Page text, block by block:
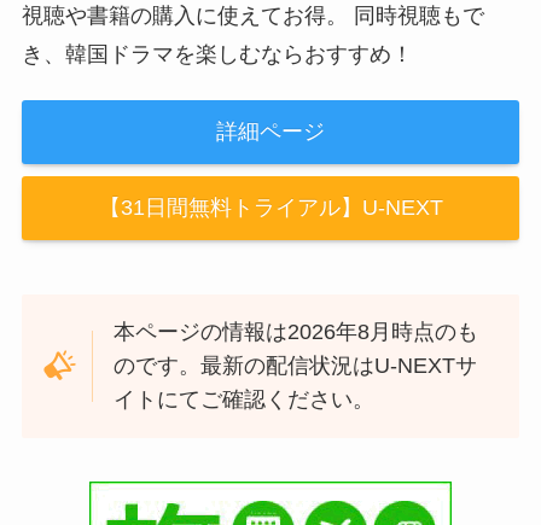
視聴や書籍の購入に使えてお得。 同時視聴もで
き、韓国ドラマを楽しむならおすすめ！
詳細ページ
【31日間無料トライアル】U-NEXT
本ページの情報は2026年8月時点のも
のです。最新の配信状況はU-NEXTサ
イトにてご確認ください。